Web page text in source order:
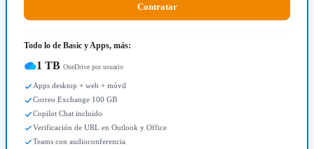
Contratar
Todo lo de Basic y Apps, más:
1 TB OneDrive por usuario
Apps desktop + web + móvil
Correo Exchange 100 GB
Copilot Chat incluido
Verificación de URL en Outlook y Office
Teams con audioconferencia